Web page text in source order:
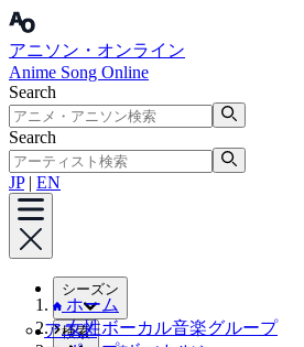
アニソン・オンライン
Anime Song Online
Search
Search
JP| EN
シーズン
アニメ
検索
ホーム
女性ボーカル音楽グループ